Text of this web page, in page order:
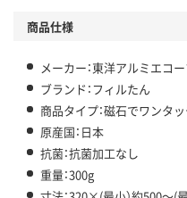
商品仕様
メーカー：東洋アルミエコ
ブランド：フィルたん
商品タイプ：磁石でワンタ
原産国：日本
抗菌：抗菌加工なし
重量：300g